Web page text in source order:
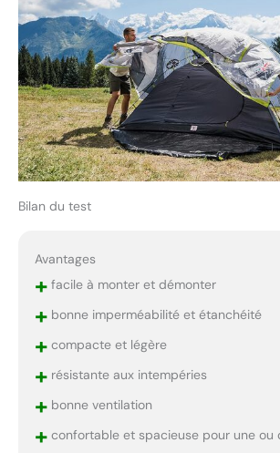
Bilan du test
Avantages
+facile à monter et démonter
+bonne imperméabilité et étanchéité
+compacte et légère
+résistante aux intempéries
+bonne ventilation
+confortable et spacieuse pour une ou